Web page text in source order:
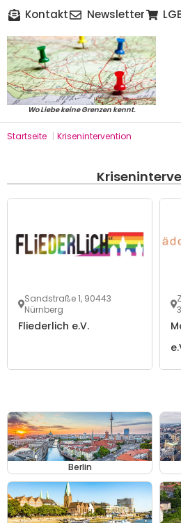
Kontakt Newsletter
Wo Liebe keine Grenzen kennt.
Startseite | Krisenintervention
Sandstraße 1, 90443
Nürnberg
Fliederlich e.V.
Berlin